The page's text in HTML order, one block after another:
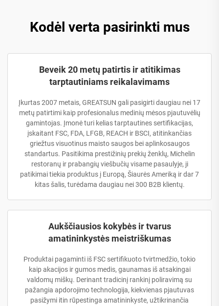
Kodėl verta pasirinkti mus
Beveik 20 metų patirtis ir atitikimas
tarptautiniams reikalavimams
Įkurtas 2007 metais, GREATSUN gali pasigirti daugiau nei 17
metų patirtimi kaip profesionalus medinių mėsos pjautuvėlių
gamintojas. Įmonė turi kelias tarptautines sertifikacijas,
įskaitant FSC, FDA, LFGB, REACH ir BSCI, atitinkančias
griežtus visuotinus maisto saugos bei aplinkosaugos
standartus. Pasitikima prestižinių prekių ženklų, Michelin
restoranų ir prabangių viešbučių visame pasaulyje, ji
patikimai tiekia produktus į Europą, Šiaurės Ameriką ir dar 7
kitas šalis, turėdama daugiau nei 300 B2B klientų.
Aukščiausios kokybės ir tvarus
amatininkystės meistriškumas
Produktai pagaminti iš FSC sertifikuoto tvirtmedžio, tokio
kaip akacijos ir gumos medis, gaunamas iš atsakingai
valdomų miškų. Derinant tradicinį rankinį poliravimą su
pažangia apdorojimo technologija, kiekvienas pjautuvas
pasižymi itin rūpestinga amatininkyste, užtikrinančia